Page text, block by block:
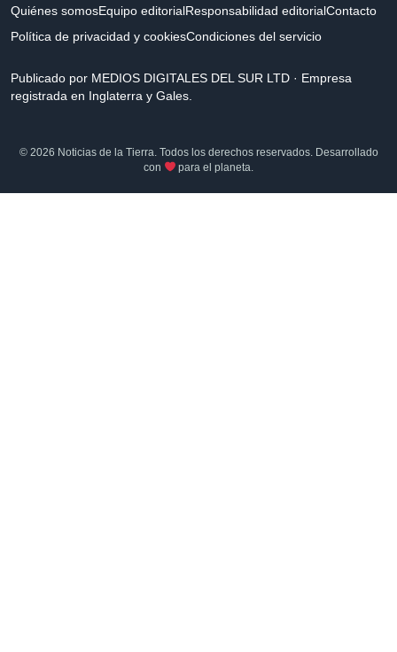
Quiénes somosEquipo editorialResponsabilidad editorialContacto
Política de privacidad y cookiesCondiciones del servicio
Publicado por MEDIOS DIGITALES DEL SUR LTD · Empresa
registrada en Inglaterra y Gales.
© 2026 Noticias de la Tierra. Todos los derechos reservados. Desarrollado
con
para el planeta.